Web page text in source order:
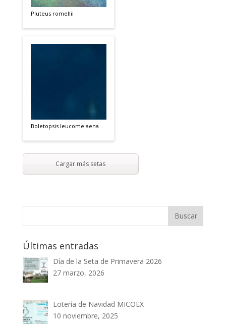
Pluteus romellii
Boletopsis leucomelaena
Cargar más setas
Últimas entradas
Día de la Seta de Primavera 2026
27 marzo, 2026
Lotería de Navidad MICOEX
10 noviembre, 2025